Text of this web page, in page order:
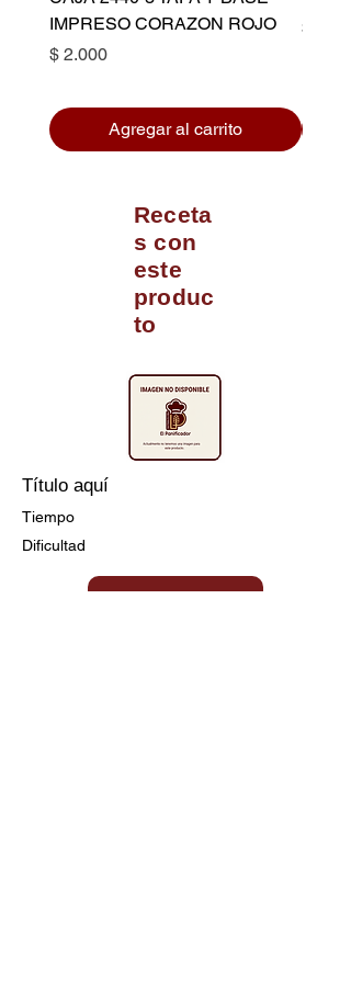
IMPRESO CORAZON ROJO
Precio
$ 2.000
Agregar al carrito
Precio
$
Receta
s con
este
produc
to
Título aquí
Tiempo
Dificultad
Ir a la Receta